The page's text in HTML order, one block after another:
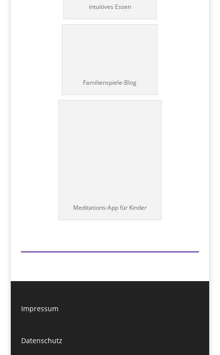
intuitives Essen
Familienspiele-Blog
Meditations-App für Kinder
Impressum
Datenschutz